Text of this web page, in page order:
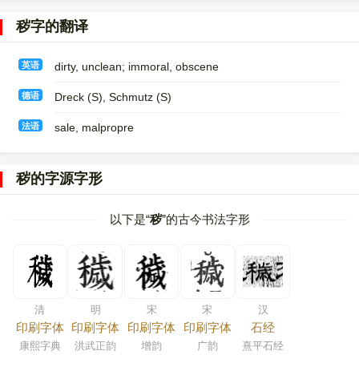
秽字的翻译
英语 dirty, unclean; immoral, obscene
德语 Dreck (S)​, Schmutz (S)
法语 sale, malpropre
秽的字源字形
以下是“秽”的古今书法字形
清
印刷字体
康熙字典
明
印刷字体
洪武正韵
宋
印刷字体
增韵
宋
印刷字体
广韵
汉
石经
熹平石经